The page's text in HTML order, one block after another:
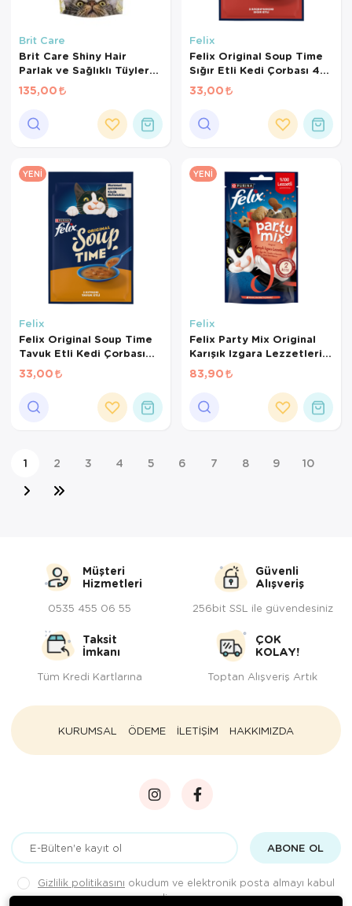
Brit Care
Brit Care Shiny Hair
Parlak ve Sağlıklı Tüyler
için Tahılsız Kedi Ödül
Maması 50gr
135,00
Felix
Felix Original Soup Time
Sığır Etli Kedi Çorbası 48
Gr
33,00
YENI
Felix
Felix Original Soup Time
Tavuk Etli Kedi Çorbası
48 Gr
33,00
YENI
Felix
Felix Party Mix Original
Karışık Izgara Lezzetleri
Kedi Ödül Maması 60 Gr
83,90
1 2 3 4 5 6 7 8 9 10
Müşteri
Hizmetleri
0535 455 06 55
Güvenli
Alışveriş
256bit SSL ile güvendesiniz
Taksit
İmkanı
Tüm Kredi Kartlarına
ÇOK
KOLAY!
Toptan Alışveriş Artık
KURUMSAL ÖDEME İLETİŞİM HAKKIMIZDA
ABONE OL
Gizlilik politikasını okudum ve elektronik posta almayı kabul
ediyorum.